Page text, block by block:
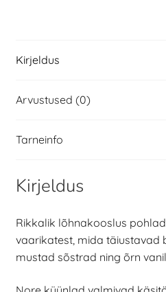
Kirjeldus
Arvustused (0)
Tarneinfo
Kirjeldus
Rikkalik lõhnakooslus
vaarikatest, mida täiustavad
mustad sõstrad ning õrn